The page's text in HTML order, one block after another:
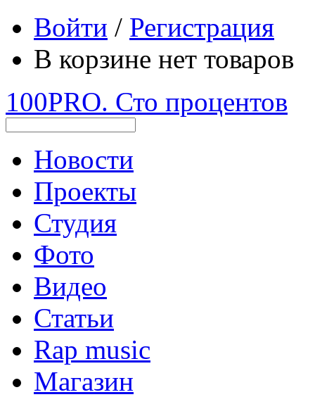
Войти / Регистрация
В корзине нет товаров
100PRO. Сто процентов
Новости
Проекты
Студия
Фото
Видео
Статьи
Rap music
Магазин